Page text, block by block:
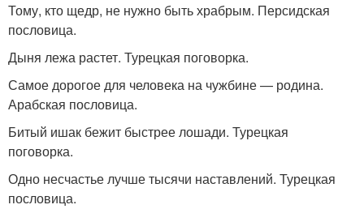
Тому, кто щедр, не нужно быть храбрым. Персидская
пословица.
Дыня лежа растет. Турецкая поговорка.
Самое дорогое для человека на чужбине — родина.
Арабская пословица.
Битый ишак бежит быстрее лошади. Турецкая
поговорка.
Одно несчастье лучше тысячи наставлений. Турецкая
пословица.